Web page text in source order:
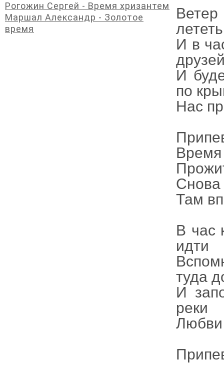
И в
И
по
Нас
Время
Снова
Там
В час
идти
туда
И
реки
Любви
Рогожин Сергей - Время хризантем
Маршал Александр - Золотое
время